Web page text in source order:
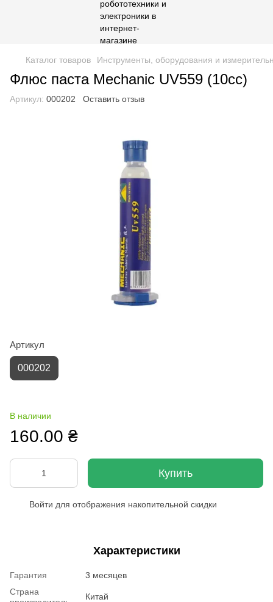
Каталог товаров Инструменты, оборудования и
Флюс паста Mechanic UV559 (10cc)
Артикул: 000202 Оставить отзыв
Артикул
000202
В наличии
160.00 ₴
Купить
Войти для отображения накопительной скидки
Характеристики
Гарантия
3 месяцев
Страна
Китай